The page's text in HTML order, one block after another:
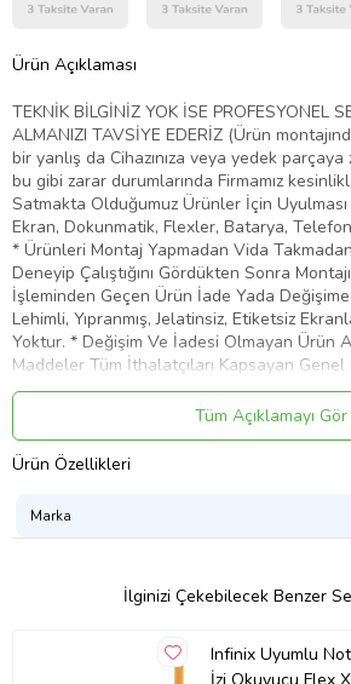
Ürün Açıklaması
TEKNİK BİLGİNİZ YOK İSE PROFESYONEL
ALMANIZI TAVSİYE EDERİZ (Ürün
bir yanlış da Cihazınıza veya yedek
bu gibi zarar durumlarında Firmamız
Satmakta Olduğumuz Ürünler İçin
Ekran, Dokunmatik, Flexler, Batarya,
* Ürünleri Montaj Yapmadan Vida
Deneyip Çalıştığını Gördükten Sonra
İşleminden Geçen Ürün İade Yada Değişime
Lehimli, Yıpranmış, Jelatinsiz, Etiketsiz
Yoktur. * Değişim Ve İadesi Olmayan Ürün
Maddeler Tüm İthalatçıları Kapsayan Genel
Batarya Ve Teknik Parçaların İadesi Ve
Fodos olarak müşteri memnuniyeti
dolayı oluşabilecek tüm sorunlarınız için
temsilcilerimizle irtibata geçiniz. Sorunlarınız
Ürün Kodu:kcs508078240
Tüm Açıklamayı Gör
Ürün Özellikleri
Marka
İlginizi Çekebilecek Benzer
Infinix Uyumlu